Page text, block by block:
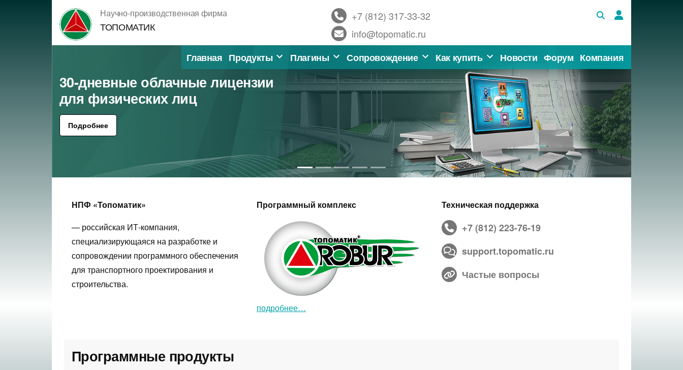
Перейти
содержимому
Научно-производственная фирма
ТОПОМАТИК
+7 (812) 317-33-32
info@topomatic.ru
Главная Продукты Плагины Сопровождение Как купить Новости Форум Компания
30-дневные облачные лицензии
для физических лиц
Подробнее
НПФ «Топоматик»
— российская ИТ-компания,
специализирующаяся на разработке и
сопровождении программного обеспечения
для транспортного проектирования и
строительства.
Программный комплекс
подробнее…
Техническая поддержка
+7 (812) 223-76-19
support.topomatic.ru
Частые вопросы
Программные продукты